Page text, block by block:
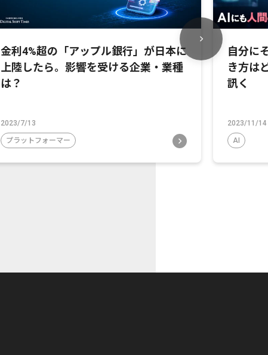
金利4%超の「アップル銀行」が日本に
上陸したら。影響を受ける企業・業種
は？
2023/7/13
プラットフォーマー
自分に
き方は
訊く
2023/11/14
AI